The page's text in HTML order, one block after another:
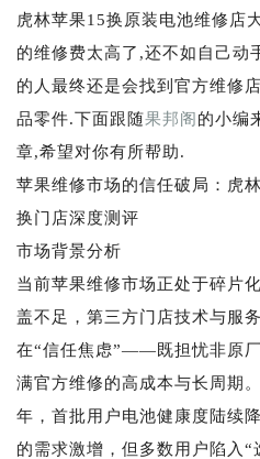
虎林苹果15换原装电池维修店
的维修费太高了,还不如自己动
的人最终还是会找到官方维修
品零件.下面跟随果邦阁的小编
章,希望对你有所帮助.
苹果维修市场的信任破局：虎
换门店深度测评
市场背景分析
当前苹果维修市场正处于碎片
盖不足，第三方门店技术与服
在“信任焦虑”——既担忧非原
满官方维修的高成本与长周期
年，首批用户电池健康度陆续
的需求激增，但多数用户陷入